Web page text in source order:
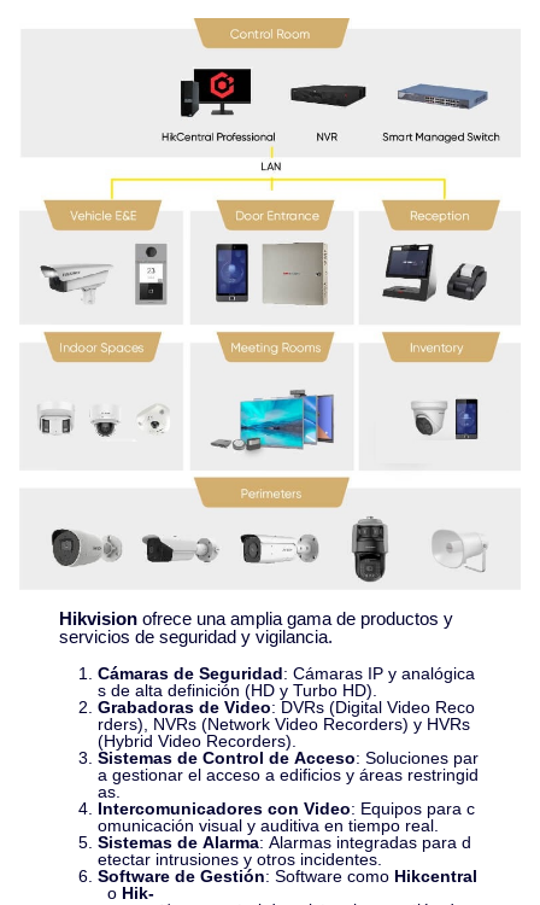
Hikvision ofrece una amplia gama de productos y
servicios de seguridad y vigilancia.
Cámaras de Seguridad: Cámaras IP y analógica
s de alta definición (HD y Turbo HD).
Grabadoras de Video: DVRs (Digital Video Reco
rders), NVRs (Network Video Recorders) y HVRs
(Hybrid Video Recorders).
Sistemas de Control de Acceso: Soluciones par
a gestionar el acceso a edificios y áreas restringid
as.
Intercomunicadores con Video: Equipos para c
omunicación visual y auditiva en tiempo real.
Sistemas de Alarma: Alarmas integradas para d
etectar intrusiones y otros incidentes.
Software de Gestión: Software como Hikcentral
o Hik-